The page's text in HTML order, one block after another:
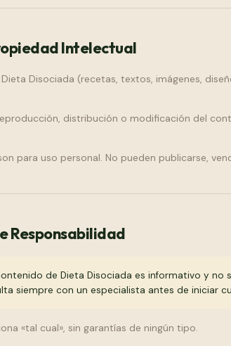
Intelectual
Disociada (recetas, textos, imágenes,
distribución o modificación del
para uso personal. No pueden publicarse,
Responsabilidad
de Dieta Disociada es informativo y no
siempre con un especialista antes de iniciar
«tal cual», sin garantías de ningún tipo.